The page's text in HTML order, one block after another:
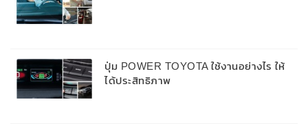
ปุ่ม POWER TOYOTA ใช้งานอย่างไร ให้
ได้ประสิทธิภาพ